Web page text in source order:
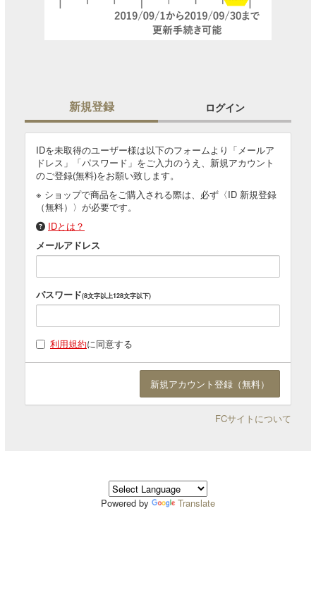
新規登録 ログイン
IDを未取得のユーザー様は以下のフォームより「メールア
ドレス」「パスワード」をご入力のうえ、新規アカウント
のご登録(無料)をお願い致します。
※ ショップで商品をご購入される際は、必ず〈ID 新規登録
（無料）〉が必要です。
IDとは？
メールアドレス
パスワード(8文字以上128文字以下)
利用規約に同意する
FCサイトについて
Powered by Translate